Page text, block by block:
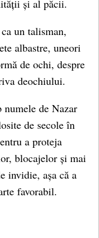
și al păcii.
un talisman,
albastre, uneori
de ochi, despre
deochiului.
de Nazar
de secole în
a proteja
blocajelor și mai
invidie, așa că a
favorabil.